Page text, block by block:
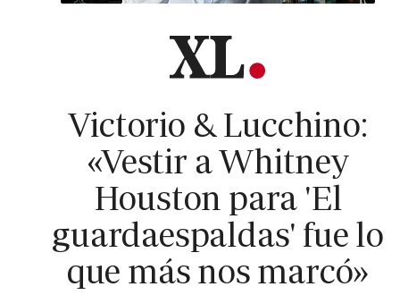
Victorio & Lucchino:
«Vestir a Whitney
Houston para 'El
guardaespaldas' fue lo
que más nos marcó»